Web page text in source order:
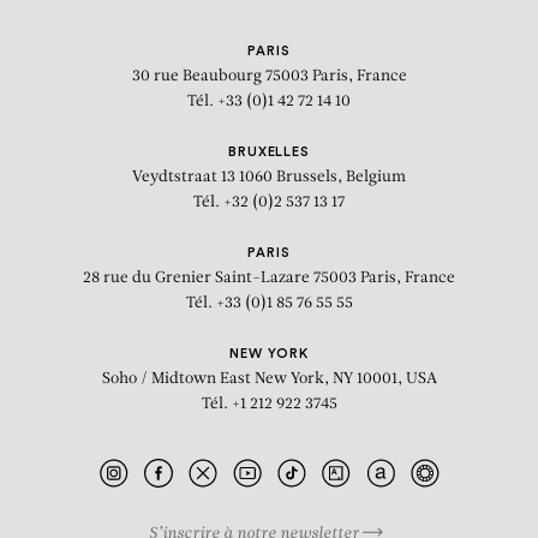
PARIS
30 rue Beaubourg 75003 Paris, France
Tél. +33 (0)1 42 72 14 10
BRUXELLES
Veydtstraat 13 1060 Brussels, Belgium
Tél. +32 (0)2 537 13 17
PARIS
28 rue du Grenier Saint-Lazare 75003 Paris, France
Tél. +33 (0)1 85 76 55 55
NEW YORK
Soho / Midtown East New York, NY 10001, USA
Tél. +1 212 922 3745
S’inscrire à notre newsletter